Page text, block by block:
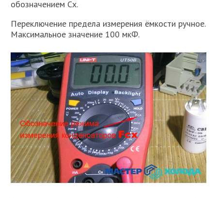
обозначением Сх.
Переключение предела измерения ёмкости ручное.
Максимальное значение 100 мкФ.